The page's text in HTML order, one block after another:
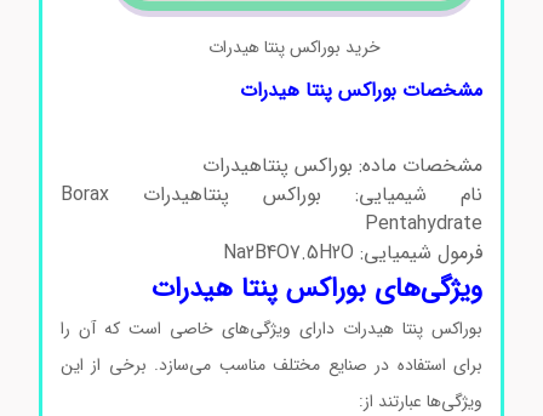
خرید بوراکس پنتا هیدرات
مشخصات بوراکس پنتا هیدرات
مشخصات ماده: بوراکس پنتاهیدرات
نام شیمیایی: بوراکس پنتاهیدرات Borax
Pentahydrate
فرمول شیمیایی: Na2B4O7.5H2O
ویژگی‌های بوراکس پنتا هیدرات
بوراکس پنتا هیدرات دارای ویژگی‌های خاصی است که آن را
برای استفاده در صنایع مختلف مناسب می‌سازد. برخی از این
ویژگی‌ها عبارتند از: